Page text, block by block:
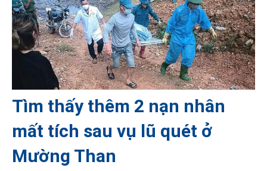
Tìm thấy thêm 2 nạn nhân
mất tích sau vụ lũ quét ở
Mường Than